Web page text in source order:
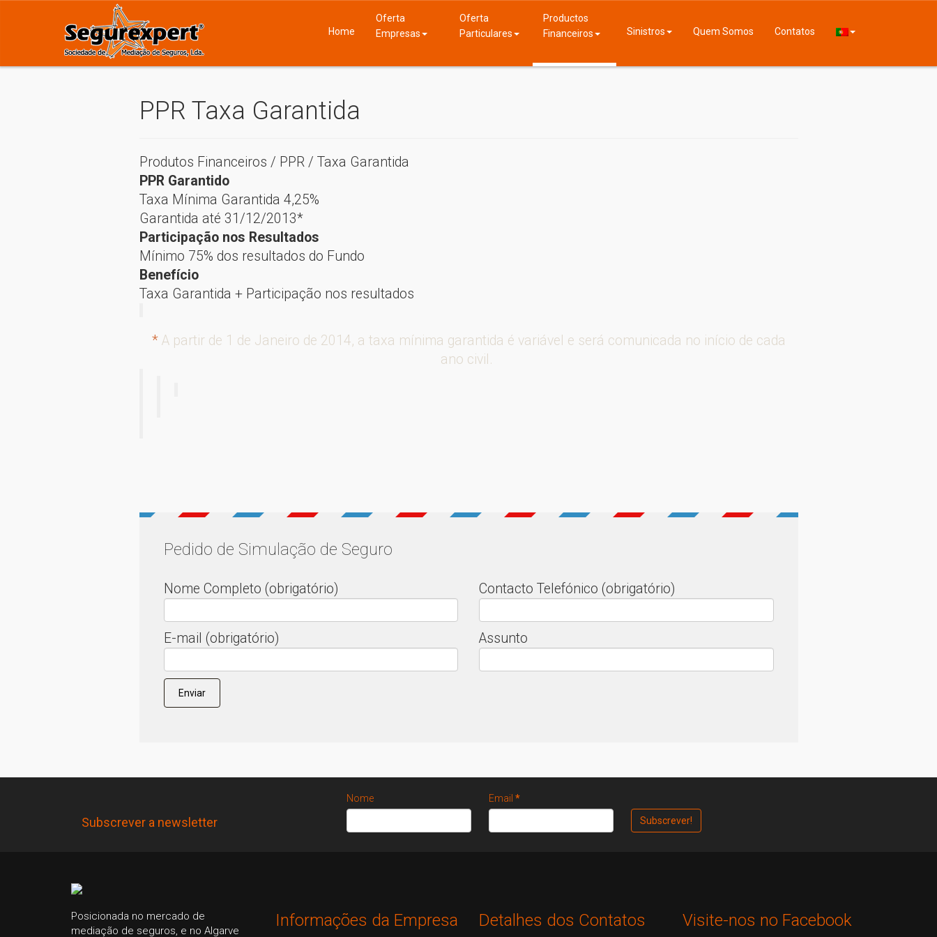
Home
Oferta
Empresas
Oferta
Particulares
Productos
Financeiros
Sinistros Quem Somos Contatos
PPR Taxa Garantida
Produtos Financeiros / PPR / Taxa Garantida
PPR Garantido
Taxa Mínima Garantida 4,25%
Garantida até 31/12/2013*
Participação nos Resultados
Mínimo 75% dos resultados do Fundo
Benefício
Taxa Garantida + Participação nos resultados
*A partir de 1 de Janeiro de 2014, a taxa mínima garantida é variável e será comunicada no início de cada
ano civil.
Pedido de Simulação de Seguro
Nome Completo (obrigatório) Contacto Telefónico (obrigatório)
E-mail (obrigatório) Assunto
Subscrever a newsletter
Nome Email *
Posicionada no mercado de
mediação de seguros, e no Algarve
Informações da Empresa Detalhes dos Contatos Visite-nos no Facebook